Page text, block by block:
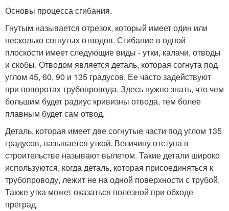
Основы процесса сгибания.
Гнутым называется отрезок, который имеет один или
несколько согнутых отводов. Сгибание в одной
плоскости имеет следующие виды - утки, калачи, отводы
и скобы. Отводом является деталь, которая согнута под
углом 45, 60, 90 и 135 градусов. Ее часто задействуют
при поворотах трубопровода. Здесь нужно знать, что чем
большим будет радиус кривизны отвода, тем более
плавным будет сам отвод.
Деталь, которая имеет две согнутые части под углом 135
градусов, называется уткой. Величину отступа в
строительстве называют вылетом. Такие детали широко
используются, когда деталь, которая присоединяться к
трубопроводу, лежит не на одной поверхности с трубой.
Также утка может оказаться полезной при обходе
преград.